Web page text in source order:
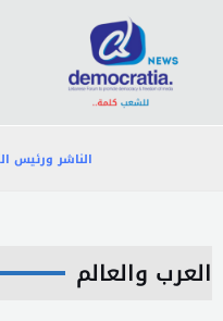
المحتوى
الناشر ورئيس
العرب والعالم